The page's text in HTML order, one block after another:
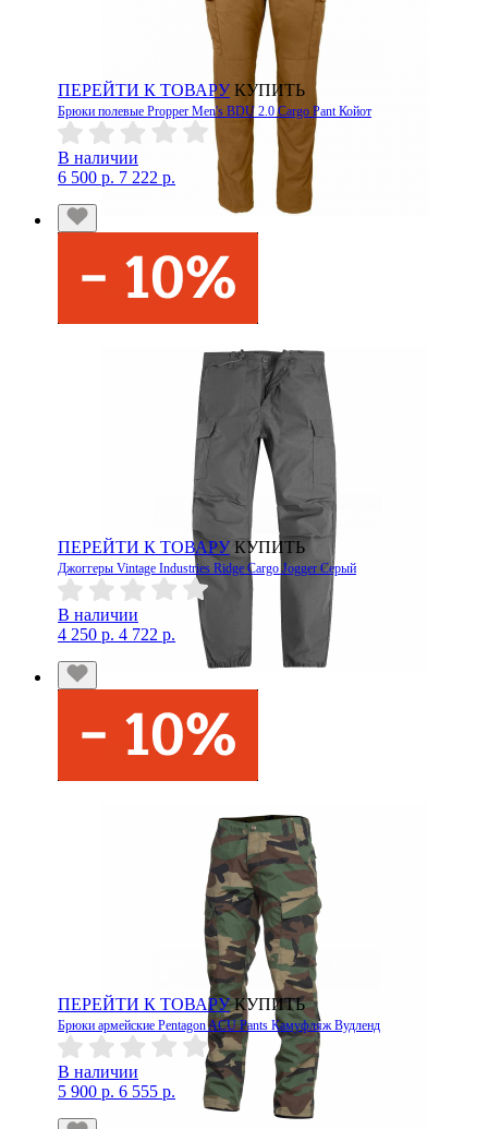
ПЕРЕЙТИ К ТОВАРУ КУПИТЬ
Брюки полевые Propper Men's BDU 2.0 Cargo Pant Койот
В наличии
6 500 р. 7 222 р.
ПЕРЕЙТИ К ТОВАРУ КУПИТЬ
Джоггеры Vintage Industries Ridge Cargo Jogger Серый
В наличии
4 250 р. 4 722 р.
ПЕРЕЙТИ К ТОВАРУ КУПИТЬ
Брюки армейские Pentagon ACU Pants Камуфляж Вудленд
В наличии
5 900 р. 6 555 р.